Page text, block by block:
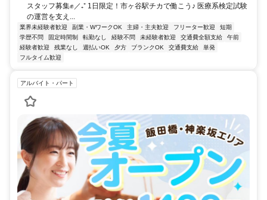
スタッフ募集✊／₊⁺ 1日限定！市ヶ谷駅チカで働こう♪ 医療系検定試験
の運営を支え...
業界未経験者歓迎 副業・WワークOK 主婦・主夫歓迎 フリーター歓迎
短期
学歴不問
固定時間制 転勤なし 経験不問 未経験者歓迎 交通費全額支給
午前
経験者歓迎
残業なし 週払いOK 夕方 ブランクOK 交通費支給
単発
フルタイム歓迎
アルバイト・パート